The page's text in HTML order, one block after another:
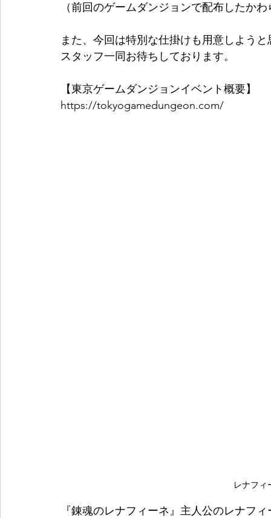
（前回のゲームダンジョンで配布したか
また、今回は特別な仕掛けも用意しよう
スタッフ一同お待ちしております。
【東京ゲームダンジョンイベント概要】
https://tokyogamedungeon.com/
レナフィ
『錬魂のレナフィーネ』主人公のレナフ